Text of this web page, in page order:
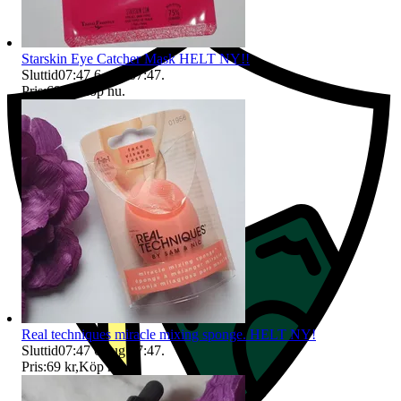
Starskin Eye Catcher Mask HELT NY!!
Sluttid07:47 6 aug 07:47.
Pris:69 kr Köp nu.
Real techniques miracle mixing sponge. HELT NY!
Sluttid07:47 6 aug 07:47.
Pris:69 kr,Köp nu .